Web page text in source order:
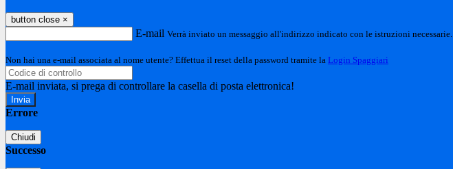
button close ×
E-mail Verrà inviato un messaggio all'indirizzo indicato con le istruzioni necessarie.
Non hai una e-mail associata al nome utente? Effettua il reset della password tramite la Login Spaggiari
E-mail inviata, si prega di controllare la casella di posta elettronica!
Errore
Chiudi
Successo